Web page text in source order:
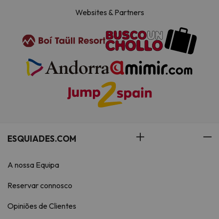
Websites & Partners
ESQUIADES.COM
A nossa Equipa
Reservar connosco
Opiniões de Clientes